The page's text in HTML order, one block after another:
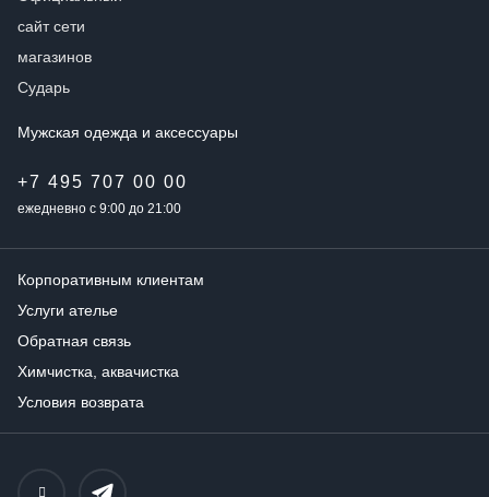
Мужская одежда и аксессуары
+7 495 707 00 00
ежедневно с 9:00 до 21:00
Корпоративным клиентам
Услуги ателье
Обратная связь
Химчистка, аквачистка
Условия возврата